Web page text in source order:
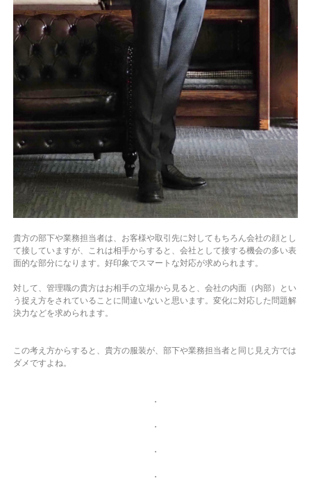
貴方の部下や業務担当者は、お客様や取引先に対してもちろん会社の顔とし
て接していますが、これは相手からすると、会社として接する機会の多い表
面的な部分になります。好印象でスマートな対応が求められます。
対して、管理職の貴方はお相手の立場から見ると、会社の内面（内部）とい
う捉え方をされていることに間違いないと思います。 変化に対応した問題解
決力などを求められます。
この考え方からすると、貴方の服装が、部下や業務担当者と同じ見え方では
ダメですよね。
・
・
・
・